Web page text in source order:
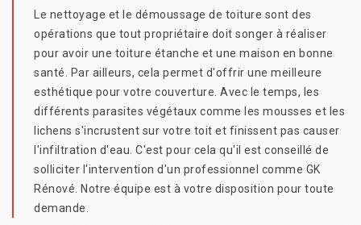
Le nettoyage et le démoussage de toiture sont des
opérations que tout propriétaire doit songer à réaliser
pour avoir une toiture étanche et une maison en bonne
santé. Par ailleurs, cela permet d'offrir une meilleure
esthétique pour votre couverture. Avec le temps, les
différents parasites végétaux comme les mousses et les
lichens s'incrustent sur votre toit et finissent pas causer
l'infiltration d'eau. C'est pour cela qu'il est conseillé de
solliciter l'intervention d'un professionnel comme GK
Rénové. Notre équipe est à votre disposition pour toute
demande.